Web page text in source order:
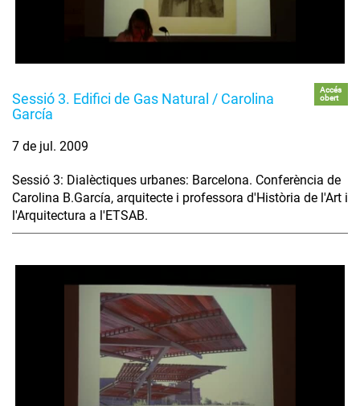
Sessió 3. Edifici de Gas Natural / Carolina
García
Accés
obert
7 de jul. 2009
Sessió 3: Dialèctiques urbanes: Barcelona. Conferència de
Carolina B.García, arquitecte i professora d'Història de l'Art i
l'Arquitectura a l'ETSAB.